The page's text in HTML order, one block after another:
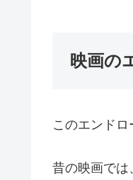
映画の
このエンドロ
昔の映画では